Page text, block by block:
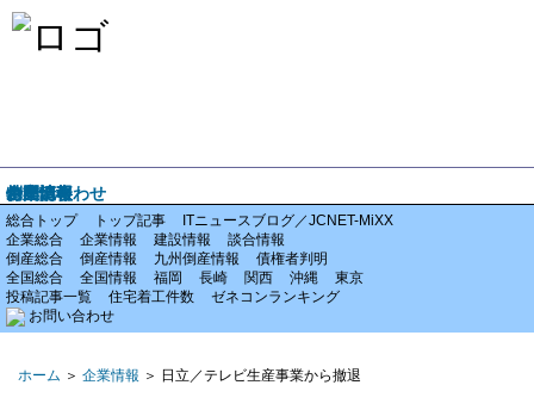
ホーム
企業情報
倒産情報
全国情報
特集記事
お問い合わせ
総合トップ トップ記事
ITニュースブログ／JCNET-MiXX
企業総合
企業情報 建設情報
談合情報
倒産総合
倒産情報 九州倒産情報
債権者判明
全国総合
全国情報 福岡 長崎 関西 沖縄
東京
投稿記事一覧
住宅着工件数
ゼネコンランキング
お問い合わせ
ホーム ＞ 企業情報 ＞ 日立／テレビ生産事業から撤退